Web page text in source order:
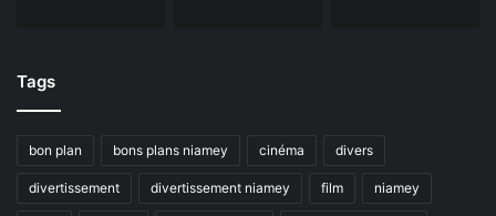
Tags
bon plan bons plans niamey cinéma divers
divertissement divertissement niamey film niamey